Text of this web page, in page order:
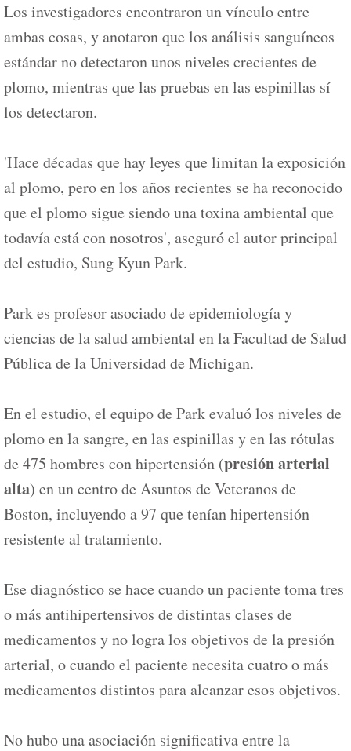
Los investigadores encontraron un vínculo entre
ambas cosas, y anotaron que los análisis sanguíneos
estándar no detectaron unos niveles crecientes de
plomo, mientras que las pruebas en las espinillas sí
los detectaron.
'Hace décadas que hay leyes que limitan la exposición
al plomo, pero en los años recientes se ha reconocido
que el plomo sigue siendo una toxina ambiental que
todavía está con nosotros', aseguró el autor principal
del estudio, Sung Kyun Park.
Park es profesor asociado de epidemiología y
ciencias de la salud ambiental en la Facultad de Salud
Pública de la Universidad de Michigan.
En el estudio, el equipo de Park evaluó los niveles de
plomo en la sangre, en las espinillas y en las rótulas
de 475 hombres con hipertensión (presión arterial
alta) en un centro de Asuntos de Veteranos de
Boston, incluyendo a 97 que tenían hipertensión
resistente al tratamiento.
Ese diagnóstico se hace cuando un paciente toma tres
o más antihipertensivos de distintas clases de
medicamentos y no logra los objetivos de la presión
arterial, o cuando el paciente necesita cuatro o más
medicamentos distintos para alcanzar esos objetivos.
No hubo una asociación significativa entre la